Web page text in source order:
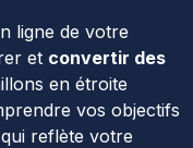
ligne de votre
et convertir des
en étroite
vos objectifs
reflète votre